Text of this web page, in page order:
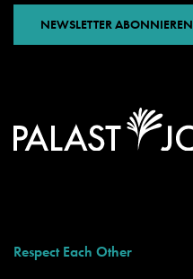
NEWSLETTER ABONNIEREN
Respect Each Other